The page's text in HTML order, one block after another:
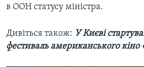
в ООН статусу міністра.
Дивіться також: У Києві
фестиваль американського кіно